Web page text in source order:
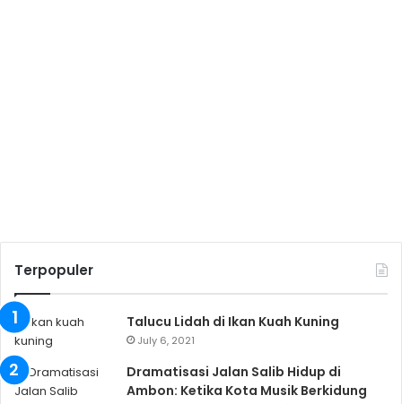
Terpopuler
Talucu Lidah di Ikan Kuah Kuning
July 6, 2021
Dramatisasi Jalan Salib Hidup di
Ambon: Ketika Kota Musik Berkidung